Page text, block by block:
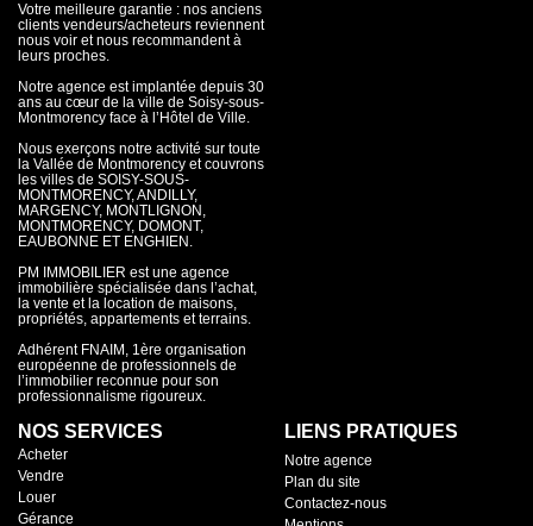
Votre meilleure garantie : nos anciens
clients vendeurs/acheteurs reviennent
nous voir et nous recommandent à
leurs proches.
Notre agence est implantée depuis 30
ans au cœur de la ville de Soisy-sous-
Montmorency face à l’Hôtel de Ville.
Nous exerçons notre activité sur toute
la Vallée de Montmorency et couvrons
les villes de SOISY-SOUS-
MONTMORENCY, ANDILLY,
MARGENCY, MONTLIGNON,
MONTMORENCY, DOMONT,
EAUBONNE ET ENGHIEN.
PM IMMOBILIER est une agence
immobilière spécialisée dans l’achat,
la vente et la location de maisons,
propriétés, appartements et terrains.
Adhérent FNAIM, 1ère organisation
européenne de professionnels de
l’immobilier reconnue pour son
professionnalisme rigoureux.
NOS SERVICES
Acheter
Vendre
Louer
Gérance
LIENS PRATIQUES
Notre agence
Plan du site
Contactez-nous